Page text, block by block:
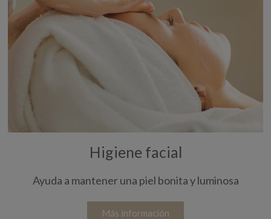
Higiene facial
Ayuda a mantener una piel bonita y luminosa
Más información